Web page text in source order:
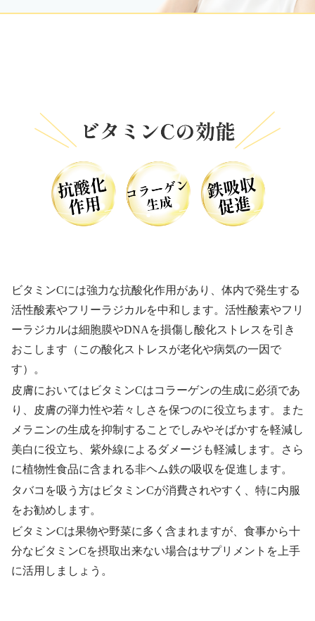
ビタミンCには強力な抗酸化作用があり、体内で発生する
活性酸素やフリーラジカルを中和します。活性酸素やフリ
ーラジカルは細胞膜やDNAを損傷し酸化ストレスを引き
おこします（この酸化ストレスが老化や病気の一因で
す）。
皮膚においてはビタミンCはコラーゲンの生成に必須であ
り、皮膚の弾力性や若々しさを保つのに役立ちます。また
メラニンの生成を抑制することでしみやそばかすを軽減し
美白に役立ち、紫外線によるダメージも軽減します。さら
に植物性食品に含まれる非ヘム鉄の吸収を促進します。
タバコを吸う方はビタミンCが消費されやすく、特に内服
をお勧めします。
ビタミンCは果物や野菜に多く含まれますが、食事から十
分なビタミンCを摂取出来ない場合はサプリメントを上手
に活用しましょう。